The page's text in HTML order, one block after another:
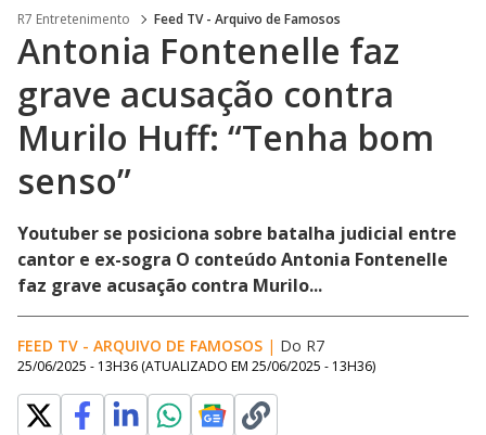
R7 Entretenimento Feed TV - Arquivo de Famosos
Antonia Fontenelle faz
grave acusação contra
Murilo Huff: “Tenha bom
senso”
Youtuber se posiciona sobre batalha judicial entre
cantor e ex-sogra O conteúdo Antonia Fontenelle
faz grave acusação contra Murilo...
FEED TV - ARQUIVO DE FAMOSOS | Do R7
25/06/2025 - 13H36 (ATUALIZADO EM 25/06/2025 - 13H36)